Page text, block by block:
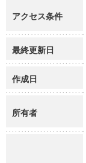
アクセス条件
最終更新日
作成日
所有者